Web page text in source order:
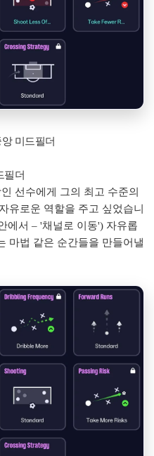
미드필더
필더
선수에게 그의 최고 수준의
유로운 역할을 주고 싶었습니
에서 – '채널로 이동') 자유롭
마법 같은 순간들을 만들어낼